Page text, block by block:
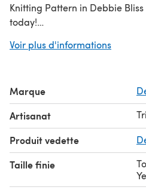
Knitting Pattern in Debbie
today!
Discover thousands of
Voir plus d'informations
Marque
Artisanat
Produit vedette
Taille finie